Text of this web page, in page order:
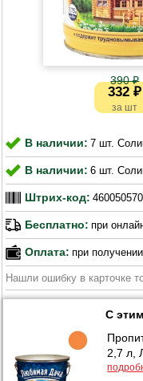
332 ₽
390 ₽
В наличии: 7 шт.
В наличии: 6 шт.
Штрих-код:
Бесплатно: при
Оплата: при
Нашли ошибку в карточке
С
2,7 л,